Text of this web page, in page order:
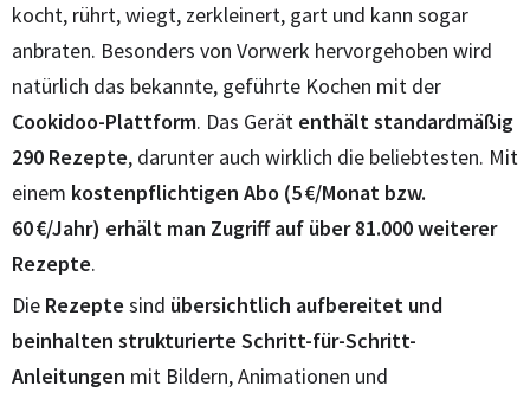
kocht, rührt, wiegt, zerkleinert, gart und kann sogar
anbraten. Besonders von Vorwerk hervorgehoben wird
natürlich das bekannte, geführte Kochen mit der
Cookidoo-Plattform. Das Gerät enthältstandardmäßig
290 Rezepte, darunter auch wirklich die beliebtesten. Mit
einem kostenpflichtigen Abo (5 €/Monat bzw.
60 €/Jahr) erhält man Zugriff auf über 81.000 weiterer
Rezepte.
Die Rezepte sind übersichtlich aufbereitet und
beinhalten strukturierte Schritt-für-Schritt-
Anleitungen mit Bildern, Animationen und